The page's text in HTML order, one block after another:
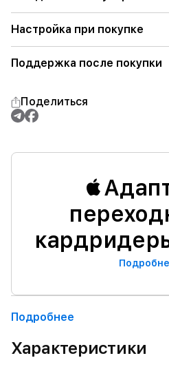
Настройка при покупке
Поддержка после покупки
Поделиться
Подробнее
Характеристики